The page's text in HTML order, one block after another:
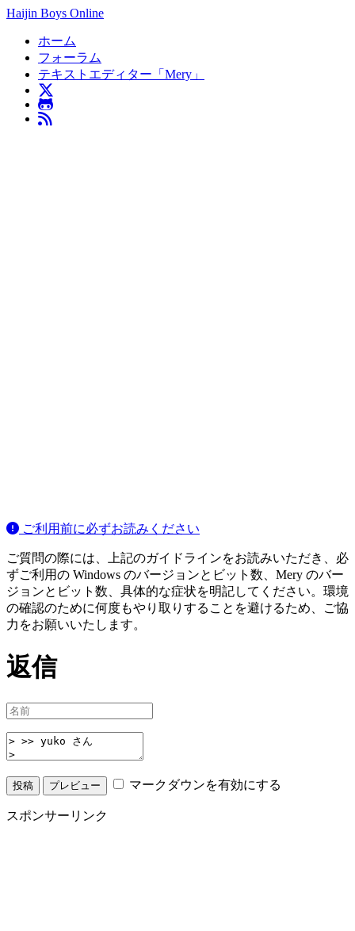
Haijin Boys Online
ホーム
フォーラム
テキストエディター「Mery」
ご利用前に必ずお読みください
ご質問の際には、上記のガイドラインをお読みいただき、必
ずご利用の Windows のバージョンとビット数、Mery のバー
ジョンとビット数、具体的な症状を明記してください。環境
の確認のために何度もやり取りすることを避けるため、ご協
力をお願いいたします。
返信
マークダウンを有効にする
スポンサーリンク